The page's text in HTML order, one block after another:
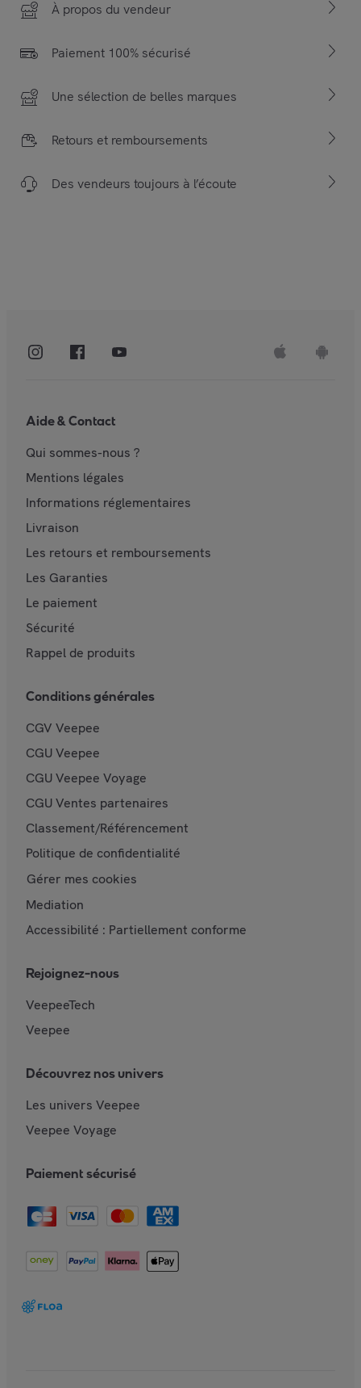
À propos du vendeur
Paiement 100% sécurisé
Une sélection de belles marques
Retours et remboursements
Des vendeurs toujours à l’écoute
Aide & Contact
Qui sommes-nous ?
Mentions légales
Informations réglementaires
Livraison
Les retours et remboursements
Les Garanties
Le paiement
Sécurité
Rappel de produits
Conditions générales
CGV Veepee
CGU Veepee
CGU Veepee Voyage
CGU Ventes partenaires
Classement/Référencement
Politique de confidentialité
Gérer mes cookies
Mediation
Accessibilité : Partiellement conforme
Rejoignez-nous
VeepeeTech
Veepee
Découvrez nos univers
Les univers Veepee
Veepee Voyage
Paiement sécurisé